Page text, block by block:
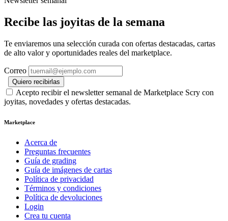
Recibe las joyitas de la semana
Te enviaremos una selección curada con ofertas destacadas, cartas
de alto valor y oportunidades reales del marketplace.
Correo
Quiero recibirlas
Acepto recibir el newsletter semanal de Marketplace Scry con
joyitas, novedades y ofertas destacadas.
Marketplace
Acerca de
Preguntas frecuentes
Guía de grading
Guía de imágenes de cartas
Política de privacidad
Términos y condiciones
Política de devoluciones
Login
Crea tu cuenta